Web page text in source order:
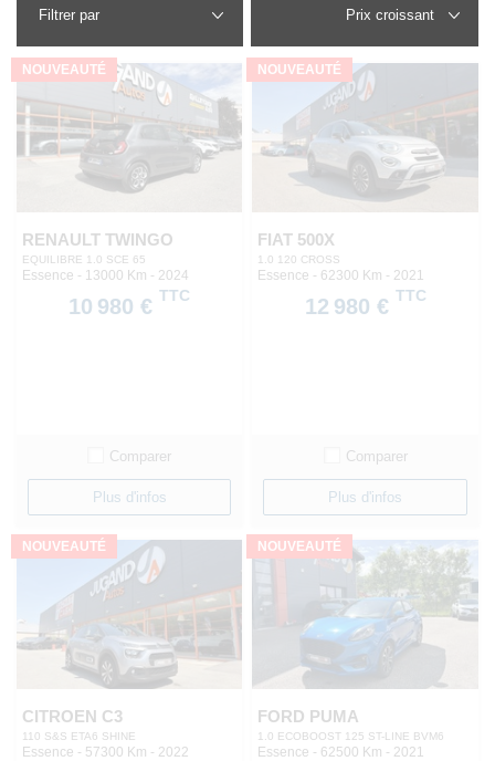
Filtrer par
NOUVEAUTÉ
RENAULT TWINGO
EQUILIBRE 1.0 SCE 65
Essence - 13000 Km - 2024
10 980 € TTC
Comparer
Plus d'infos
NOUVEAUTÉ
FIAT 500X
1.0 120 CROSS
Essence - 62300 Km - 2021
12 980 € TTC
Comparer
Plus d'infos
NOUVEAUTÉ
CITROEN C3
110 S&S ETA6 SHINE
Essence - 57300 Km - 2022
NOUVEAUTÉ
FORD PUMA
1.0 ECOBOOST 125 ST-LINE BVM6
Essence - 62500 Km - 2021